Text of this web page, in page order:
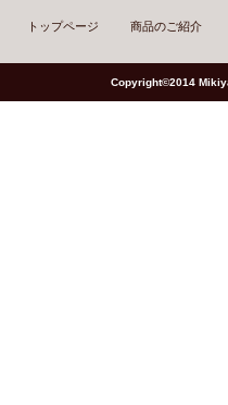
トップページ 商品のご紹介
Copyright©2014